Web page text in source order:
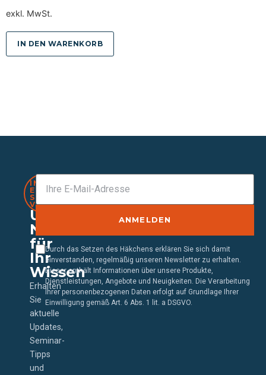
exkl. MwSt.
IN DEN WARENKORB
IMMER
EINEN
SCHRITT
VORAUS
Unser
Newsletter
für
Ihr
Wissen
Erhalten
Sie
aktuelle
Updates,
Seminar-
Tipps
und
ANMELDEN
Durch das Setzen des Häkchens erklären Sie sich damit
einverstanden, regelmäßig unseren Newsletter zu erhalten.
Dieser enthält Informationen über unsere Produkte,
Dienstleistungen, Angebote und Neuigkeiten. Die Verarbeitung
Ihrer personenbezogenen Daten erfolgt auf Grundlage Ihrer
Einwilligung gemäß Art. 6 Abs. 1 lit. a DSGVO.